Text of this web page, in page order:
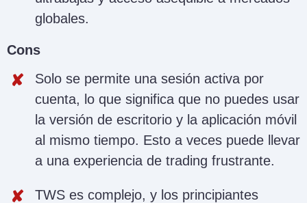
globales.
Cons
Solo se permite una sesión activa por
cuenta, lo que significa que no puedes usar
la versión de escritorio y la aplicación móvil
al mismo tiempo. Esto a veces puede llevar
a una experiencia de trading frustrante.
TWS es complejo, y los principiantes